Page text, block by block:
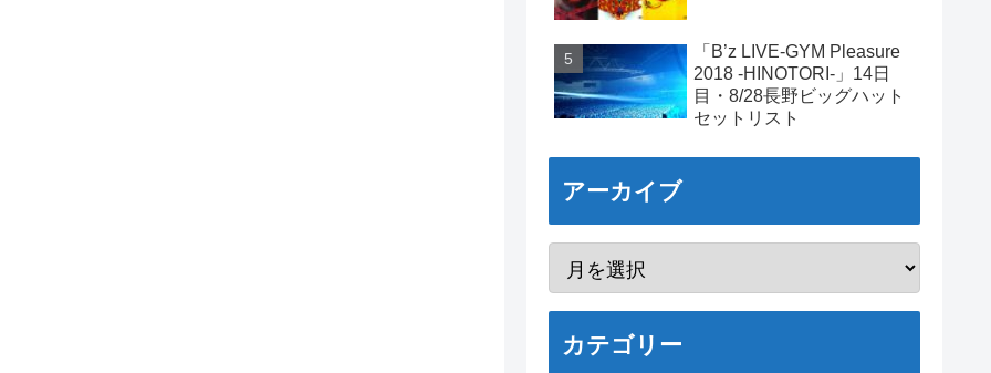
「B’z LIVE-GYM Pleasure
2018 -HINOTORI-」14日
目・8/28長野ビッグハット
セットリスト
アーカイブ
カテゴリー